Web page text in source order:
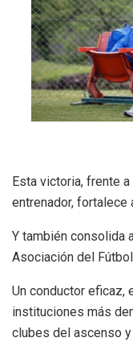
Esta victoria, frente
entrenador, fortalece
Y también consolida
Asociación del
Un conductor eficaz,
instituciones más
clubes del ascenso